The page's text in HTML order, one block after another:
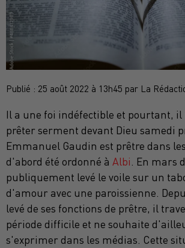
Publié : 25 août 2022 à 13h45 par La
Il a une foi indéfectible et pourtant, il
prêter serment devant Dieu samedi
Emmanuel Gaudin est prêtre dans
d'abord été ordonné à Albi . En mars
publiquement levé le voile sur un
d'amour avec une paroissienne.
levé de ses fonctions de prêtre, il
période difficile et ne souhaite
s'exprimer dans les médias. Cette